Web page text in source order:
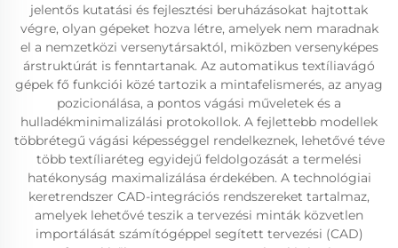
jelentős kutatási és fejlesztési beruházásokat hajtottak
végre, olyan gépeket hozva létre, amelyek nem maradnak
el a nemzetközi versenytársaktól, miközben versenyképes
árstruktúrát is fenntartanak. Az automatikus textíliavágó
gépek fő funkciói közé tartozik a mintafelismerés, az anyag
pozicionálása, a pontos vágási műveletek és a
hulladékminimalizálási protokollok. A fejlettebb modellek
többrétegű vágási képességgel rendelkeznek, lehetővé téve
több textíliaréteg egyidejű feldolgozását a termelési
hatékonyság maximalizálása érdekében. A technológiai
keretrendszer CAD-integrációs rendszereket tartalmaz,
amelyek lehetővé teszik a tervezési minták közvetlen
importálását számítógéppel segített tervezési (CAD)